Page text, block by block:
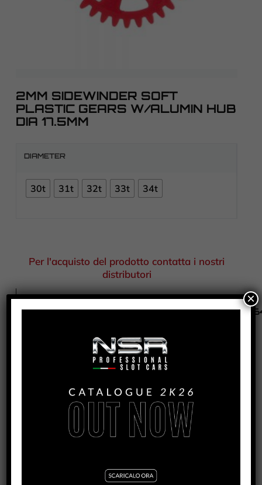
2MM SIDEWINDER SOFT
PLASTIC GEARS W/ALUMIN HUB
DIA 17.5MM
DIAMETER
30t 31t 32t 33t 34t
Per l'acquisto del prodotto contatta i nostri
distributori
COD
2006430/2006431/2006432/2006433/
PRODOTTI CORRELATI
RENAULT CLIO – BODY KIT COLOR – INLINE
×